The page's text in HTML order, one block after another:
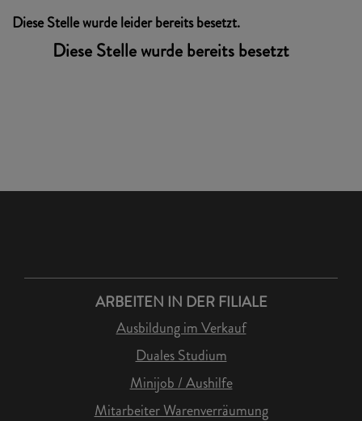
Diese Stelle wurde leider bereits besetzt.
Diese Stelle wurde bereits besetzt
ARBEITEN IN DER FILIALE
Ausbildung im Verkauf
Duales Studium
Minijob / Aushilfe
Mitarbeiter Warenverräumung